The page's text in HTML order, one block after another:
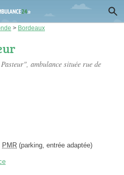
> Bordeaux
ambulance située rue de
PMR (parking, entrée adaptée)